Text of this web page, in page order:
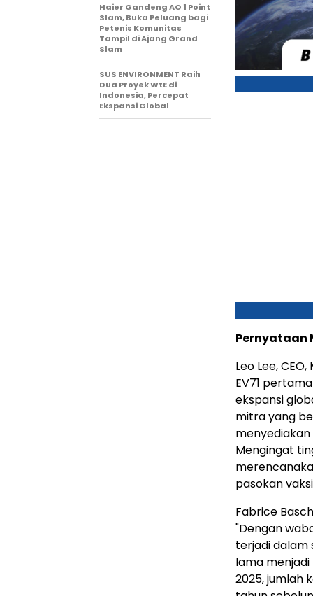
Pernyataan
Leo Lee,
EV71
ekspansi
mitra yang
Mengingat
pasokan
Fabrice
"Dengan
terjadi dalam
lama
2025, jumlah
Haier Gandeng AO 1 Point
Slam, Buka Peluang bagi
Petenis Komunitas
Tampil di Ajang Grand
Slam
SUS ENVIRONMENT Raih
Dua Proyek WtE di
Indonesia, Percepat
Ekspansi Global